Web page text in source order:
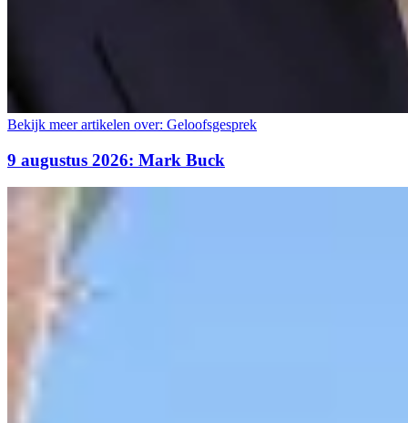
Bekijk meer artikelen over: Geloofsgesprek
9 augustus 2026: Mark Buck